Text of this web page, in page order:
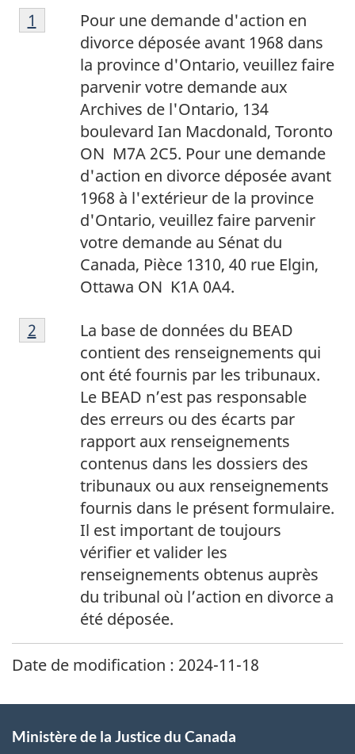
N
o
e
1
Pour une demande d'action en
divorce déposée avant 1968 dans
la province d'Ontario, veuillez faire
parvenir votre demande aux
Archives de l'Ontario, 134
boulevard Ian Macdonald, Toronto
ON M7A 2C5. Pour une demande
d'action en divorce déposée avant
1968 à l'extérieur de la province
d'Ontario, veuillez faire parvenir
votre demande au Sénat du
Canada, Pièce 1310, 40 rue Elgin,
Ottawa ON K1A 0A4.
Retour à la référence de note de bas de la
1
N
o
2
La base de données du BEAD
contient des renseignements qui
ont été fournis par les tribunaux.
Le BEAD n’est pas responsable
des erreurs ou des écarts par
rapport aux renseignements
contenus dans les dossiers des
tribunaux ou aux renseignements
fournis dans le présent formulaire.
Il est important de toujours
vérifier et valider les
renseignements obtenus auprès
du tribunal où l’action en divorce a
été déposée.
Retour à la référence de note de bas de la
2
Date de modification : 2024-11-18
Ministère de la Justice du Canada